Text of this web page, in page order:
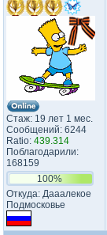
Стаж: 19 лет 1 мес.
Сообщений: 6244
Ratio: 439.314
Поблагодарили:
168159
100%
Откуда: Дааалекое
Подмосковье